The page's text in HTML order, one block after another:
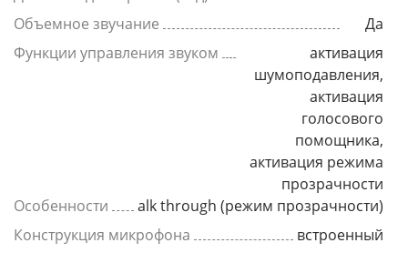
Объемное звучание
Да
Функции управления звуком
активация
шумоподавления,
активация
голосового
помощника,
активация режима
прозрачности
Особенности
alk through (режим прозрачности)
Конструкция микрофона
встроенный